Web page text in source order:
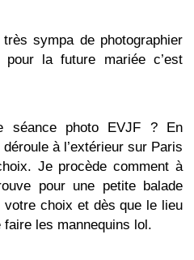
sympa de photographier
la future mariée c’est
séance photo EVJF ? En
à l’extérieur sur Paris
Je procède comment à
pour une petite balade
choix et dès que le lieu
faire les mannequins lol.